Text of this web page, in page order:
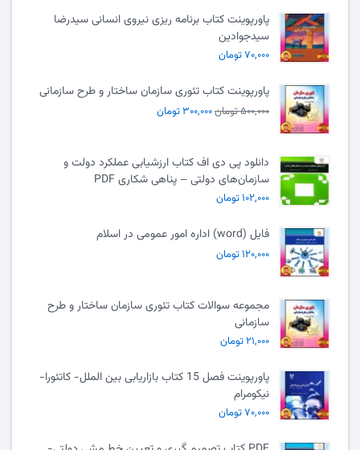
پاورپوینت کتاب برنامه ریزی نیروی انسانی سیدرضا
سیدجوادین
۷۰,۰۰۰ تومان
پاورپوینت کتاب تئوری سازمان ساختار و طرح سازمانی
۵۰۰,۰۰۰ تومان ۳۰۰,۰۰۰ تومان
دانلود پی دی اف کتاب ارزشیابی عملکرد دولت و
سازمان‌های دولتی – پناهی شکاری PDF
۱۰۲,۰۰۰ تومان
فایل (word) اداره امور عمومی در اسلام
۱۲۰,۰۰۰ تومان
مجموعه سوالات کتاب تئوری سازمان ساختار و طرح
سازمانی
۲۱,۰۰۰ تومان
پاورپوینت فصل 15 کتاب بازاریابی بین الملل- کاتئورا-
نیکومرام
۷۰,۰۰۰ تومان